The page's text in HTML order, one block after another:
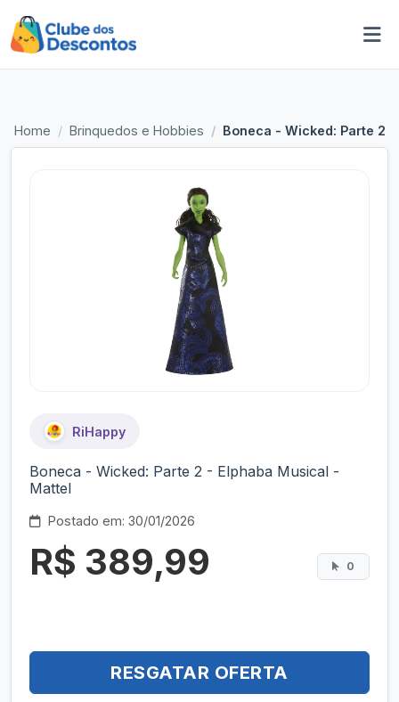
Home Brinquedos e Hobbies Boneca - Wicked: Parte 2
RiHappy
Boneca - Wicked: Parte 2 - Elphaba Musical -
Mattel
Postado em: 30/01/2026
R$ 389,99 0
RESGATAR OFERTA